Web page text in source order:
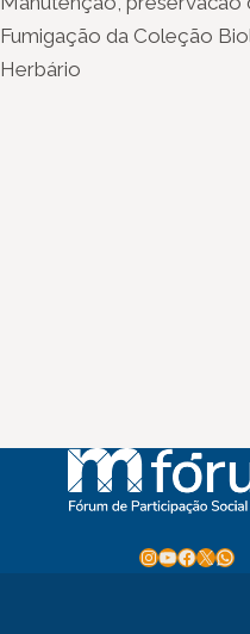
Fumigação da Coleção
Herbário
Instagram
Youtube
Facebook
X